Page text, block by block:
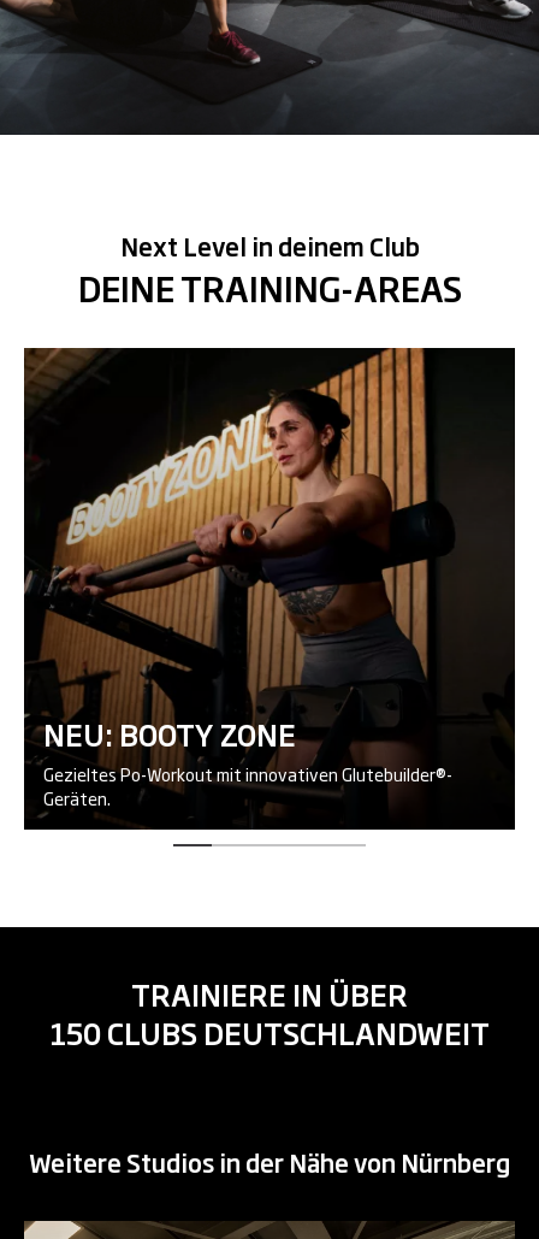
Next Level in deinem Club
DEINE TRAINING-AREAS
NEU: BOOTY ZONE
Gezieltes Po-Workout mit innovativen Glutebuilder®-
Geräten.
TRAINIERE IN ÜBER
150 CLUBS DEUTSCHLANDWEIT
Weitere Studios in der Nähe von Nürnberg